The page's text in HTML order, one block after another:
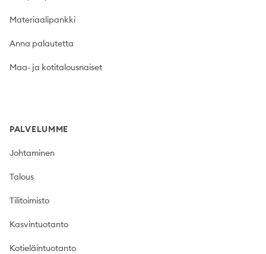
Materiaalipankki
Anna palautetta
Maa- ja kotitalousnaiset
PALVELUMME
Johtaminen
Talous
Tilitoimisto
Kasvintuotanto
Kotieläintuotanto